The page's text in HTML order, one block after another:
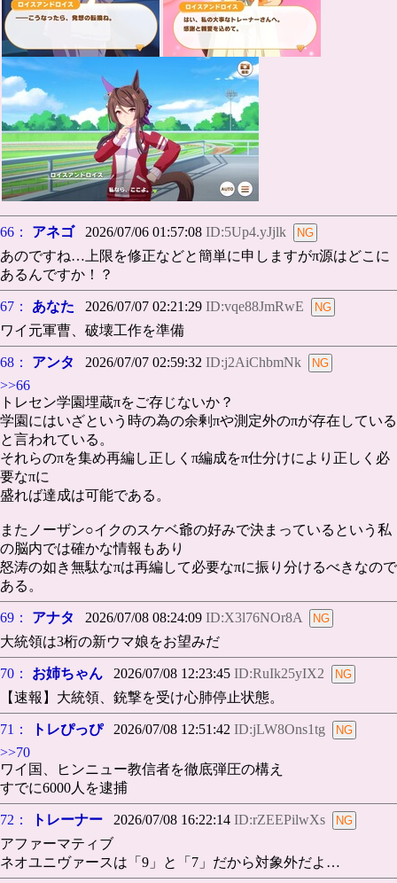
66： アネゴ2026/07/06 01:57:08 ID:5Up4.yJjlk
あのですね…上限を修正などと簡単に申しますがπ源はどこに
あるんですか！？
67： あなた 2026/07/07 02:21:29 ID:vqe88JmRwE
ワイ元軍曹、破壊工作を準備
68： アンタ 2026/07/07 02:59:32 ID:j2AiChbmNk
>>66
トレセン学園埋蔵πをご存じないか？
学園にはいざという時の為の余剰πや測定外のπが存在している
と言われている。
それらのπを集め再編し正しくπ編成をπ仕分けにより正しく必
要なπに
盛れば達成は可能である。
またノーザン○イクのスケベ爺の好みで決まっているという私
の脳内では確かな情報もあり
怒涛の如き無駄なπは再編して必要なπに振り分けるべきなので
ある。
69： アナタ 2026/07/08 08:24:09 ID:X3l76NOr8A
大統領は3桁の新ウマ娘をお望みだ
70： お姉ちゃん 2026/07/08 12:23:45 ID:RuIk25yIX2
【速報】大統領、銃撃を受け心肺停止状態。
71： トレぴっぴ2026/07/08 12:51:42 ID:jLW8Ons1tg
>>70
ワイ国、ヒンニュー教信者を徹底弾圧の構え
すでに6000人を逮捕
72： トレーナー 2026/07/08 16:22:14 ID:rZEEPilwXs
アファーマティブ
ネオユニヴァースは「9」と「7」だから対象外だよ…